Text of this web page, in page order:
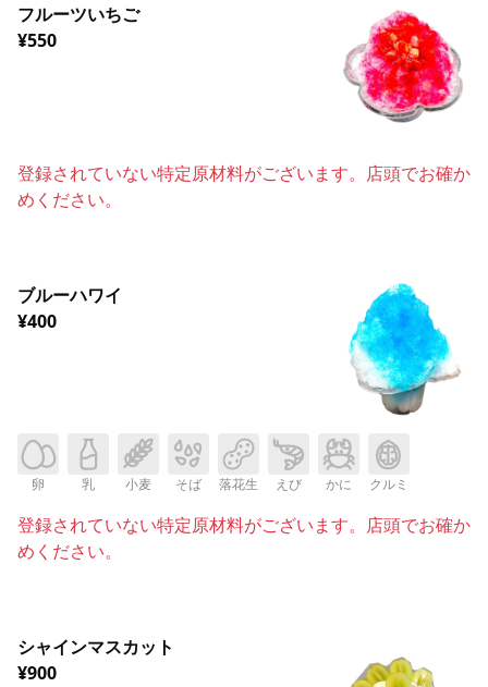
フルーツいちご
¥550
登録されていない特定原材料がございます。店頭でお確か
めください。
ブルーハワイ
¥400
卵 乳 小麦 そば 落花生 えび かに クルミ
登録されていない特定原材料がございます。店頭でお確か
めください。
シャインマスカット
¥900